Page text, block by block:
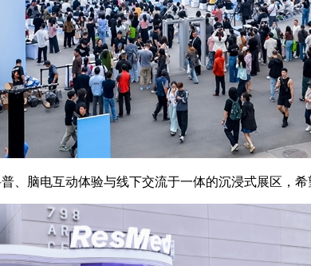
脑电互动体验与线下交流于一体的沉浸式展区，